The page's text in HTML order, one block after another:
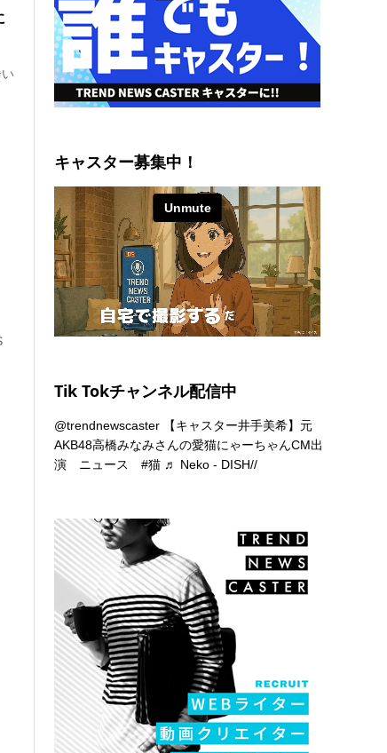
キャスター募集中！
Tik Tokチャンネル配信中
@trendnewscaster 【キャスター井手美希】元
AKB48高橋みなみさんの愛猫にゃーちゃんCM出
演 ニュース#猫 ♬ Neko - DISH//